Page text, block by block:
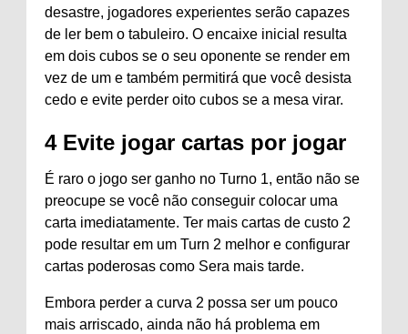
desastre, jogadores experientes serão capazes
de ler bem o tabuleiro. O encaixe inicial resulta
em dois cubos se o seu oponente se render em
vez de um e também permitirá que você desista
cedo e evite perder oito cubos se a mesa virar.
4 Evite jogar cartas por jogar
É raro o jogo ser ganho no Turno 1, então não se
preocupe se você não conseguir colocar uma
carta imediatamente. Ter mais cartas de custo 2
pode resultar em um Turn 2 melhor e configurar
cartas poderosas como Sera mais tarde.
Embora perder a curva 2 possa ser um pouco
mais arriscado, ainda não há problema em